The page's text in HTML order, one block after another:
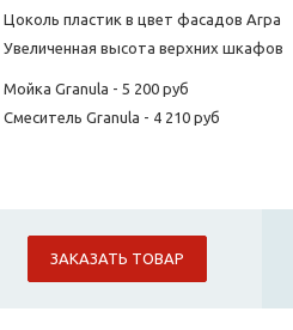
Цоколь пластик в цвет фасадов Arpa
Увеличенная высота верхних шкафов
Мойка Granula - 5 200 руб
Смеситель Granula - 4 210 руб
ЗАКАЗАТЬ ТОВАР